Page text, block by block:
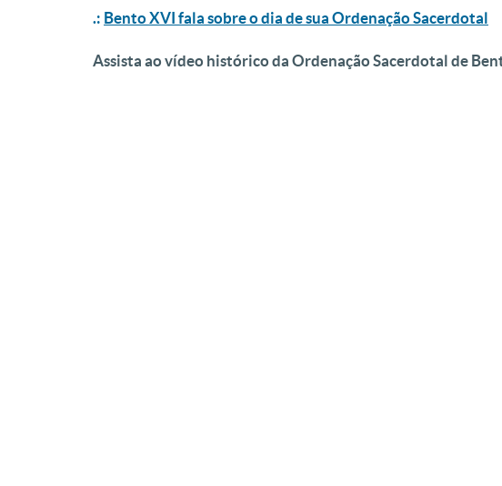
.: Bento XVI fala sobre o dia de sua Ordenação Sacerdotal
Assista ao vídeo histórico da Ordenação Sacerdotal de